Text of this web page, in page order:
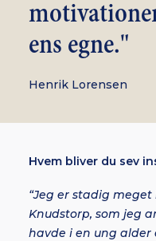
ens egne."
Henrik Lorensen
Hvem bliver du sev
“Jeg er stadig
Knudstorp, som jeg
havde i en ung alder